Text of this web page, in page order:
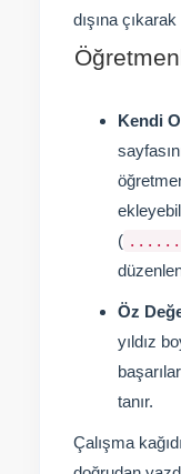
dışına
Kendi
(
Öz
yıldız
tanır.
Çalışma